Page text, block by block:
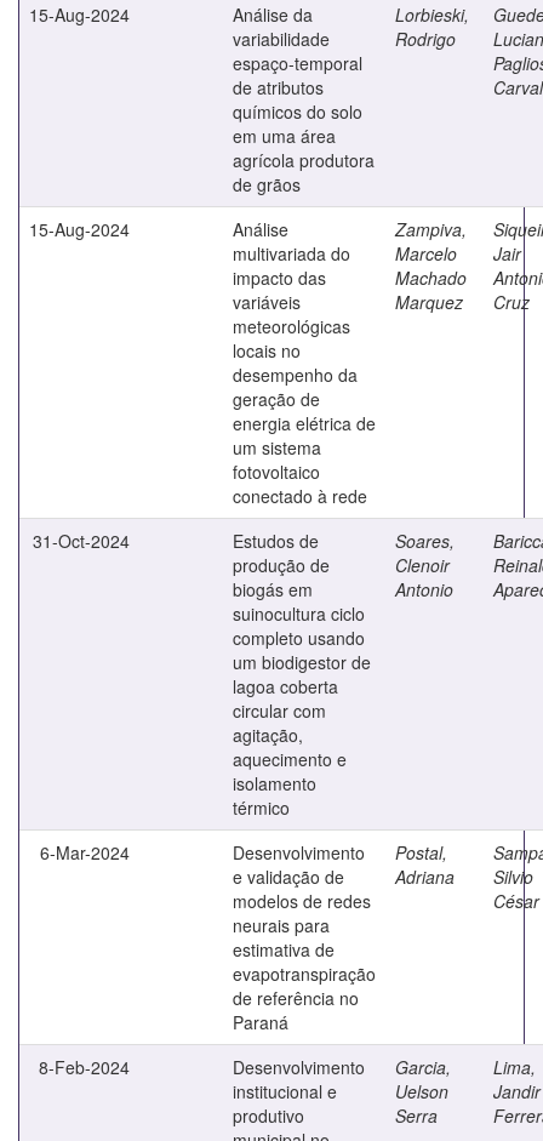
15-Aug-2024
Análise da
variabilidade
espaço-temporal
de atributos
químicos do solo
em uma área
agrícola produtora
de grãos
Lorbieski,
Rodrigo
15-Aug-2024
Análise
multivariada do
impacto das
variáveis
meteorológicas
locais no
desempenho da
geração de
energia elétrica de
um sistema
fotovoltaico
conectado à rede
Zampiva,
Marcelo
Machado
Marquez
Jair
Cruz
31-Oct-2024
Estudos de
produção de
biogás em
suinocultura ciclo
completo usando
um biodigestor de
lagoa coberta
circular com
agitação,
aquecimento e
isolamento
térmico
Soares,
Clenoir
Antonio
6-Mar-2024
Desenvolvimento
e validação de
modelos de redes
neurais para
estimativa de
evapotranspiração
de referência no
Paraná
Postal,
Adriana
Silvio
César
8-Feb-2024
Desenvolvimento
institucional e
produtivo
Garcia,
Uelson
Serra
Lima,
Jandir